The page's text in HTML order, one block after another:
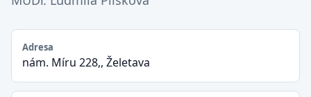
Adresa
nám. Míru 228,, Želetava